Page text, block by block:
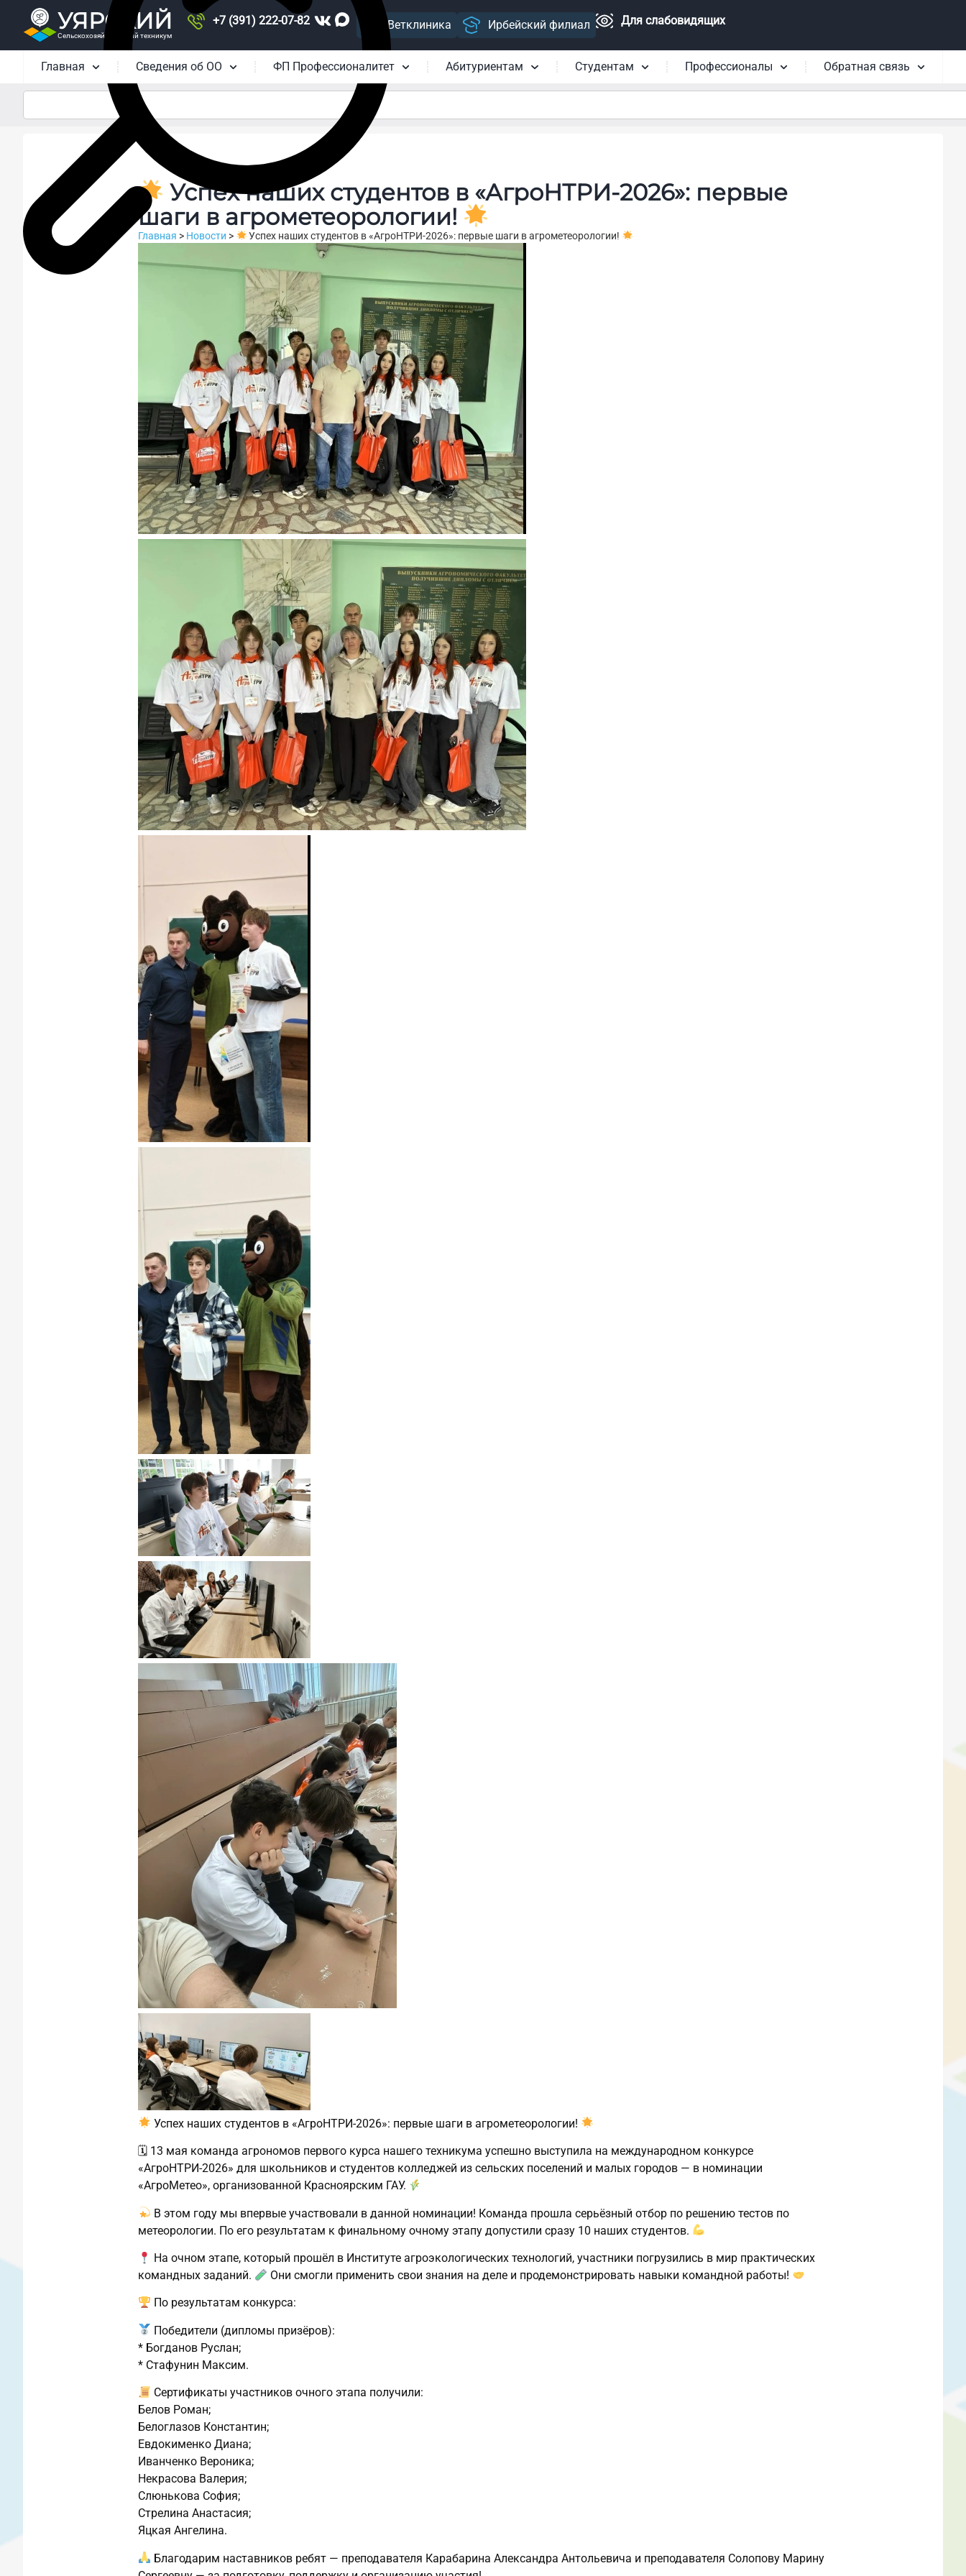
УЯРСКИЙ
Сельскохозяйственный техникум
+7 (391) 222-07-82 Ветклиника Ирбейский филиал Для слабовидящих
Главная Сведения об ОО ФП Профессионалитет Абитуриентам Студентам Профессионалы Обратная связь
Успех наших студентов в «АгроНТРИ‑2026»: первые
шаги в агрометеорологии!
Главная > Новости > Успех наших студентов в «АгроНТРИ‑2026»: первые шаги в агрометеорологии!
Успех наших студентов в «АгроНТРИ‑2026»: первые шаги в агрометеорологии!
🗓 13 мая команда агрономов первого курса нашего техникума успешно выступила на международном конкурсе
«АгроНТРИ‑2026» для школьников и студентов колледжей из сельских поселений и малых городов — в номинации
«АгроМетео», организованной Красноярским ГАУ.
В этом году мы впервые участвовали в данной номинации! Команда прошла серьёзный отбор по решению тестов по
метеорологии. По его результатам к финальному очному этапу допустили сразу 10 наших студентов.
На очном этапе, который прошёл в Институте агроэкологических технологий, участники погрузились в мир практических
командных заданий.
Они смогли применить свои знания на деле и продемонстрировать навыки командной работы!
По результатам конкурса:
Победители (дипломы призёров):
* Богданов Руслан;
* Стафунин Максим.
Сертификаты участников очного этапа получили:
Белов Роман;
Белоглазов Константин;
Евдокименко Диана;
Иванченко Вероника;
Некрасова Валерия;
Слюнькова София;
Стрелина Анастасия;
Яцкая Ангелина.
Благодарим наставников ребят — преподавателя Карабарина Александра Антольевича и преподавателя Солопову Марину